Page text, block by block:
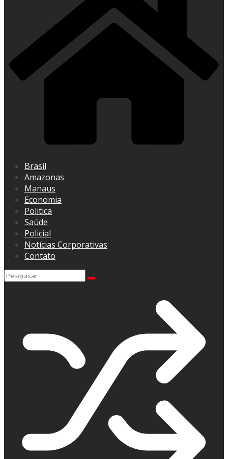
Brasil
Amazonas
Manaus
Economia
Politica
Saúde
Policial
Notícias Corporativas
Contato